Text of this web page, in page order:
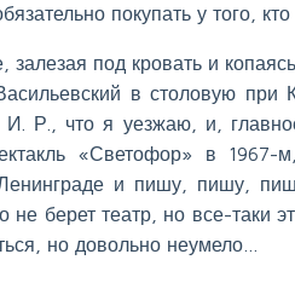
покупать у того,
залезая под кровать и
в столовую при
И. Р., что я уезжаю, и,
«Светофор» в
и пишу, пишу,
не берет театр, но все-таки
но довольно неумело…